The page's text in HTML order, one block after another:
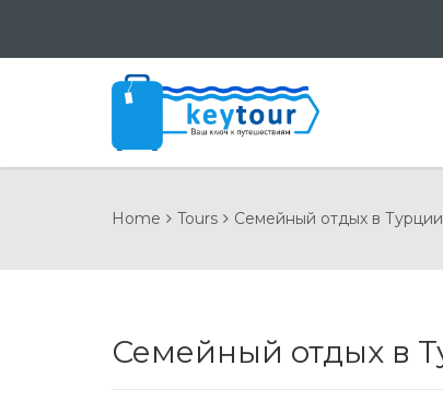
Home Tours Семейный отдых в
Семейный отдых в